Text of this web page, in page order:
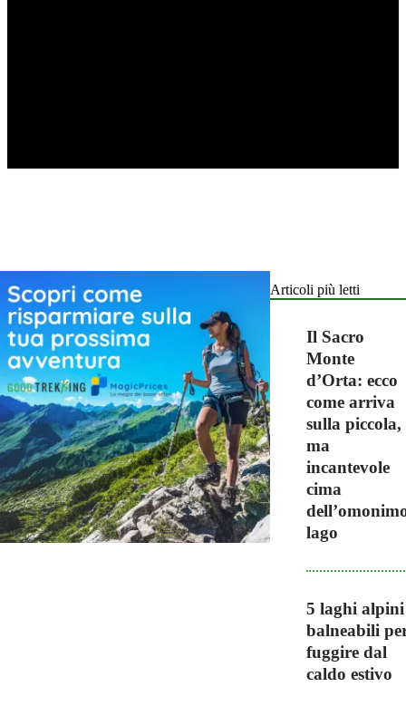
Articoli più letti
Il Sacro
Monte
d’Orta: ecco
come arriva
sulla piccola,
ma
incantevole
cima
lago
5 laghi alpini
balneabili
fuggire dal
caldo estivo